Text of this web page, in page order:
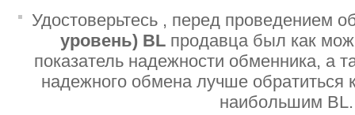
Удостоверьтесь , перед проведением
уровень) BL продавца был как
показатель надежности обменника, а
надежного обмена лучше
наибольшим BL.